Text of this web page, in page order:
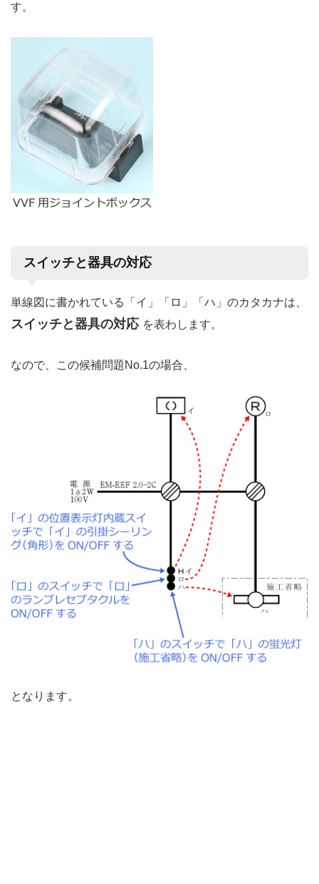
す。
スイッチと器具の対応
単線図に書かれている「イ」「ロ」「ハ」のカタカナは、
スイッチと器具の対応 を表わします。
なので、この候補問題No.1の場合、
となります。